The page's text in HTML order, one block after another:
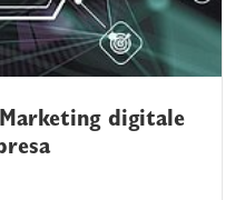
digitale